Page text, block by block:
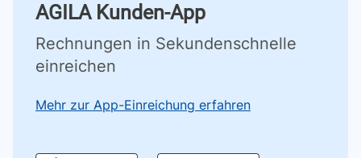
AGILA Kunden-App
Rechnungen in Sekundenschnelle
einreichen
Mehr zur App-Einreichung erfahren